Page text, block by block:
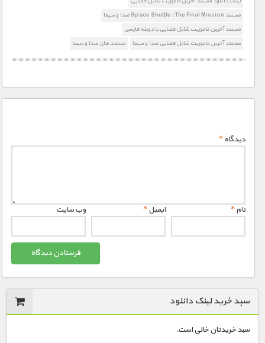
مستند Space Shuttle : The Final Mission صدا و سیما
مستند آخرین ماموریت شاتل فضایی با دوبله فارسی
مستند آخرین ماموریت شاتل فضایی صدا و سیما
مستند های صدا و سیما
دیدگاه*
نام* ایمیل* وب‌ سایت
سبد خرید لینک دانلود
سبد خریدتان خالی است.